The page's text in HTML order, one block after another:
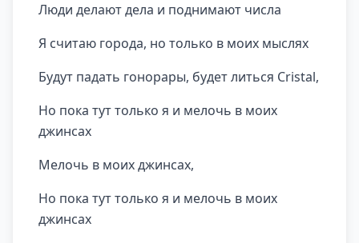
Люди делают дела и поднимают числа
Я считаю города, но только в моих мыслях
Будут падать гонорары, будет литься Cristal,
Но пока тут только я и мелочь в моих
джинсах
Мелочь в моих джинсах,
Но пока тут только я и мелочь в моих
джинсах